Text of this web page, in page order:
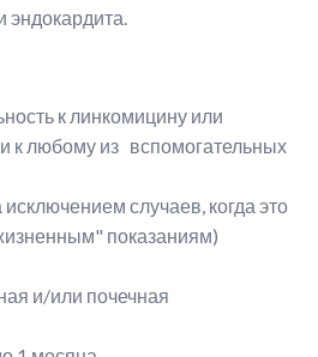
эндокардита.
к линкомицину или
к любому из вспомогательных
случаев, когда это
показаниям)
и/или почечная